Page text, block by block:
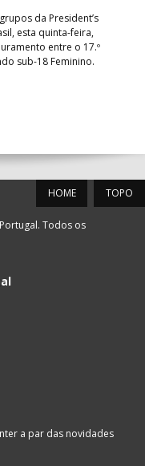
_ - _
CJ A. GARRETT
/Pristivus
_ - _ CD FEIRENSE /
da President’s
esta quinta-feira,
entre o 17.º
sub-18 Feminino.
TOPO
HOME
Todos os
a par das novidades